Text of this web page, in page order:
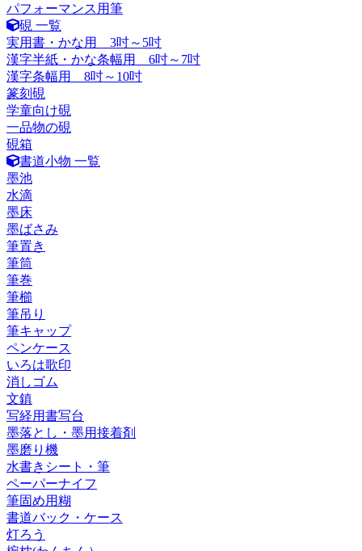
パフォーマンス用筆
硯 一覧
実用書・かな用 3吋～5吋
漢字半紙・かな条幅用 6吋～7吋
漢字条幅用 8吋～10吋
篆刻硯
学童向け硯
一品物の硯
硯箱
書道小物 一覧
墨池
水滴
墨床
墨ばさみ
筆置き
筆筒
筆巻
筆櫛
筆吊り
筆キャップ
ペンケース
いろは歌印
消しゴム
文鎮
写経用書写台
墨落とし・墨用接着剤
墨磨り機
水書きシート・筆
ペーパーナイフ
筆固め用糊
書道バック・ケース
灯ろう